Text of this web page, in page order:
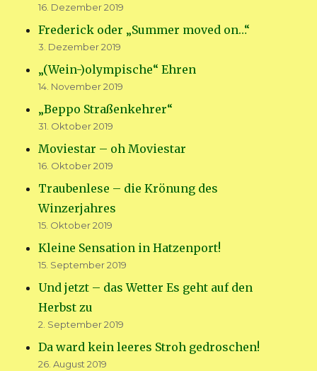
16. Dezember 2019
Frederick oder „Summer moved on…“
3. Dezember 2019
„(Wein-)olympische“ Ehren
14. November 2019
„Beppo Straßenkehrer“
31. Oktober 2019
Moviestar – oh Moviestar
16. Oktober 2019
Traubenlese – die Krönung des
Winzerjahres
15. Oktober 2019
Kleine Sensation in Hatzenport!
15. September 2019
Und jetzt – das Wetter Es geht auf den
Herbst zu
2. September 2019
Da ward kein leeres Stroh gedroschen!
26. August 2019